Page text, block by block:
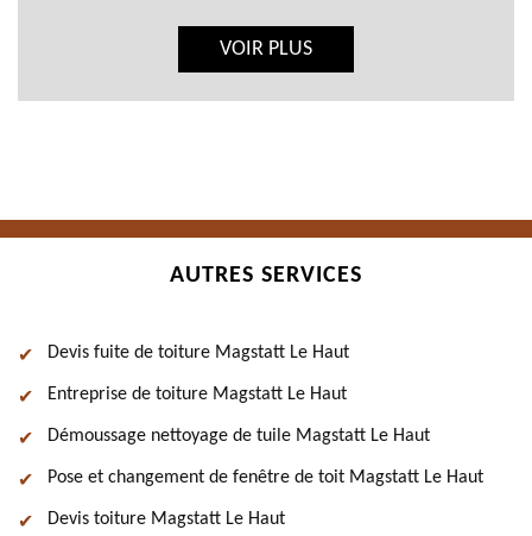
VOIR PLUS
AUTRES SERVICES
Devis fuite de toiture Magstatt Le Haut
Entreprise de toiture Magstatt Le Haut
Démoussage nettoyage de tuile Magstatt Le Haut
Pose et changement de fenêtre de toit Magstatt Le Haut
Devis toiture Magstatt Le Haut